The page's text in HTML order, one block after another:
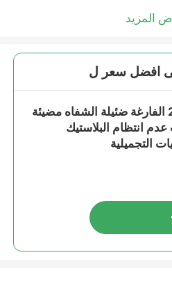
المزيد
افضل سعر ل
2.4ml الفارغة ضئيلة الشفاه مضيئة
عدم انتظام البلاستيك
التجميلية